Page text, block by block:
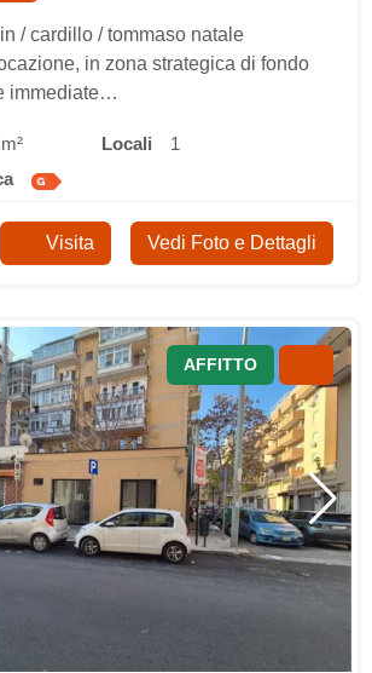
/ cardillo / tommaso natale
in zona strategica di fondo
immediate…
locali
1
Visita Vedi Foto e Dettagli
AFFITTO